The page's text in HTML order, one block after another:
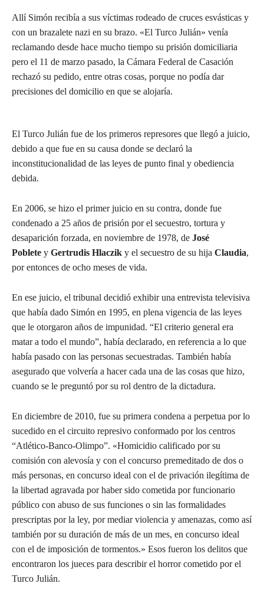
Allí Simón recibía a sus víctimas rodeado de cruces esvásticas y
con un brazalete nazi en su brazo. «El Turco Julián» venía
reclamando desde hace mucho tiempo su prisión domiciliaria
pero el 11 de marzo pasado, la Cámara Federal de Casación
rechazó su pedido, entre otras cosas, porque no podía dar
precisiones del domicilio en que se alojaría.
El Turco Julián fue de los primeros represores que llegó a juicio,
debido a que fue en su causa donde se declaró la
inconstitucionalidad de las leyes de punto final y obediencia
debida.
En 2006, se hizo el primer juicio en su contra, donde fue
condenado a 25 años de prisión por el secuestro, tortura y
desaparición forzada, en noviembre de 1978, de José
Poblete y Gertrudis Hlaczik y el secuestro de su hija Claudia,
por entonces de ocho meses de vida.
En ese juicio, el tribunal decidió exhibir una entrevista televisiva
que había dado Simón en 1995, en plena vigencia de las leyes
que le otorgaron años de impunidad. “El criterio general era
matar a todo el mundo”, había declarado, en referencia a lo que
había pasado con las personas secuestradas. También había
asegurado que volvería a hacer cada una de las cosas que hizo,
cuando se le preguntó por su rol dentro de la dictadura.
En diciembre de 2010, fue su primera condena a perpetua por lo
sucedido en el circuito represivo conformado por los centros
“Atlético-Banco-Olimpo”. «Homicidio calificado por su
comisión con alevosía y con el concurso premeditado de dos o
más personas, en concurso ideal con el de privación ilegítima de
la libertad agravada por haber sido cometida por funcionario
público con abuso de sus funciones o sin las formalidades
prescriptas por la ley, por mediar violencia y amenazas, como así
también por su duración de más de un mes, en concurso ideal
con el de imposición de tormentos.» Esos fueron los delitos que
encontraron los jueces para describir el horror cometido por el
Turco Julián.